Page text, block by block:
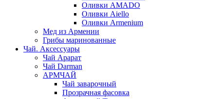
Оливки AMADO
Оливки Aiello
Оливки Armenium
Мед из Армении
Грибы маринованные
Чай. Аксессуары
Чай Арарат
Чай Darman
АРМЧАЙ
Чай заварочный
Прозрачная фасовка